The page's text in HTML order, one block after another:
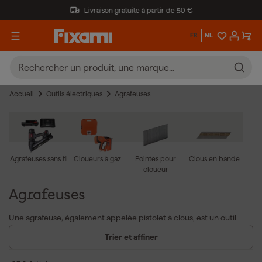
Livraison gratuite à partir de 50 €
FR NL
Accueil Outils électriques Agrafeuses
Agrafeuses sans fil Cloueurs à gaz
Pointes pour
cloueur
Clous en bande
Agrafeuses
Une agrafeuse, également appelée pistolet à clous, est un outil
pratique pour divers travaux de fixation. Les avantages des
Trier et affiner